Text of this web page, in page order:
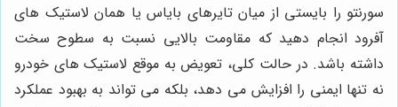
سورنتو را بایستی از میان تایرهای بایاس یا همان لاستیک های
آفرود انجام دهید که مقاومت بالایی نسبت به سطوح سخت
داشته باشد. در حالت کلی، تعویض به موقع لاستیک های خودرو
نه تنها ایمنی را افزایش می دهد، بلکه می تواند به بهبود عملکرد